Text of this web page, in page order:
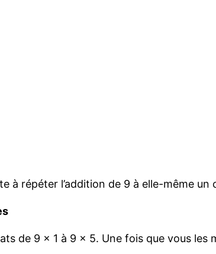
à répéter l’addition de 9 à elle-même
de 9 x 1 à 9 x 5. Une fois que vous les